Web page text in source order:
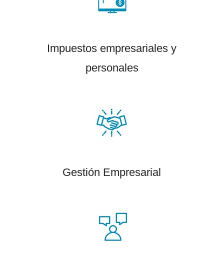
Impuestos empresariales y
personales
Gestión Empresarial